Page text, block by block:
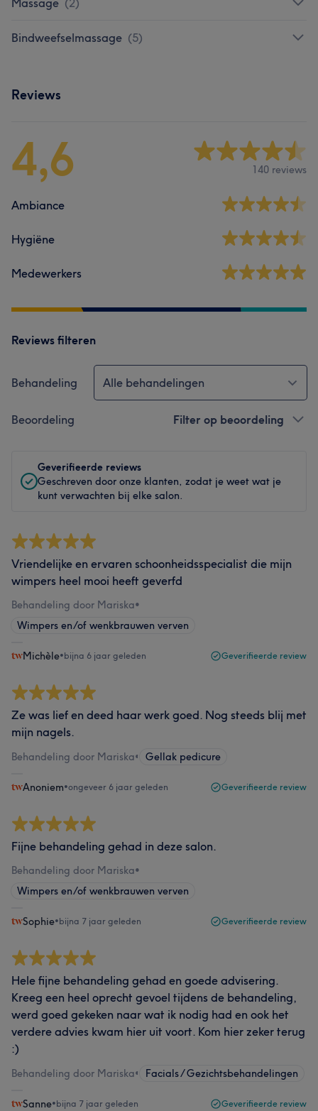
Bindweefselmassage (5)
Reviews
4,6 140 reviews
Ambiance
Hygiëne
Medewerkers
Reviews filteren
Behandeling Alle behandelingen
Beoordeling Filter op beoordeling
Geverifieerde reviews
Geschreven door onze klanten, zodat je weet wat je
kunt verwachten bij elke salon.
Vriendelijke en ervaren schoonheidsspecialist die mijn
wimpers heel mooi heeft geverfd
Behandeling door Mariska•
Wimpers en/of wenkbrauwen verven
Michèle•bijna 6 jaar geleden Geverifieerde review
Ze was lief en deed haar werk goed. Nog steeds blij met
mijn nagels.
Behandeling door Mariska• Gellak pedicure
Anoniem•ongeveer 6 jaar geleden Geverifieerde review
Fijne behandeling gehad in deze salon.
Behandeling door Mariska•
Wimpers en/of wenkbrauwen verven
Sophie•bijna 7 jaar geleden Geverifieerde review
Hele fijne behandeling gehad en goede advisering.
Kreeg een heel oprecht gevoel tijdens de behandeling,
werd goed gekeken naar wat ik nodig had en ook het
verdere advies kwam hier uit voort. Kom hier zeker terug
:)
Behandeling door Mariska• Facials / Gezichtsbehandelingen
Sanne•bijna 7 jaar geleden Geverifieerde review